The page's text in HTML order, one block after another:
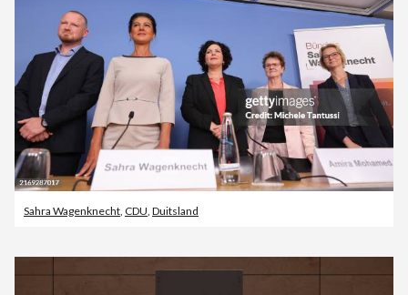
Sahra Wagenknecht, CDU, Duitsland